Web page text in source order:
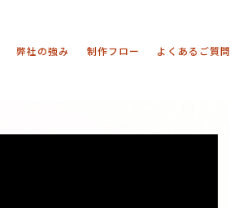
弊社の強み 制作フロー よくあるご質問